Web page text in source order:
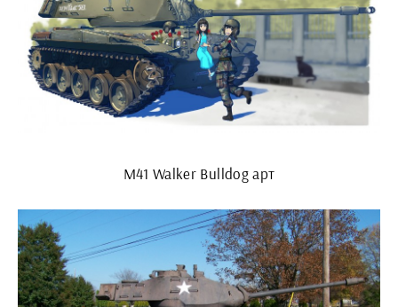
M41 Walker Bulldog арт